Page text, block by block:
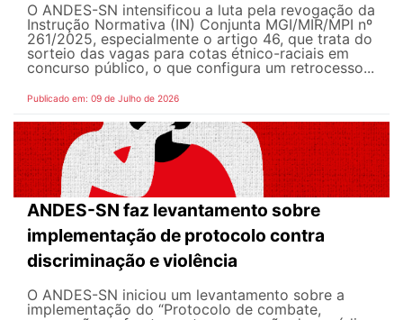
O ANDES-SN intensificou a luta pela revogação da
Instrução Normativa (IN) Conjunta MGI/MIR/MPI nº
261/2025, especialmente o artigo 46, que trata do
sorteio das vagas para cotas étnico-raciais em
concurso público, o que configura um retrocesso...
Publicado em: 09 de Julho de 2026
ANDES-SN faz levantamento sobre
implementação de protocolo contra
discriminação e violência
O ANDES-SN iniciou um levantamento sobre a
implementação do “Protocolo de combate,